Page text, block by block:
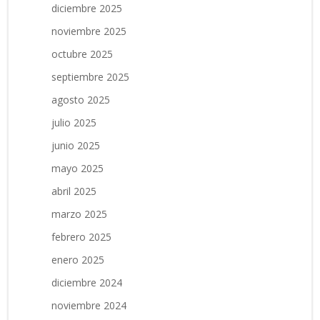
diciembre 2025
noviembre 2025
octubre 2025
septiembre 2025
agosto 2025
julio 2025
junio 2025
mayo 2025
abril 2025
marzo 2025
febrero 2025
enero 2025
diciembre 2024
noviembre 2024